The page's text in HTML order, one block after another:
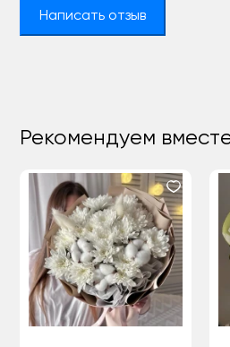
Написать отзыв
Рекомендуем